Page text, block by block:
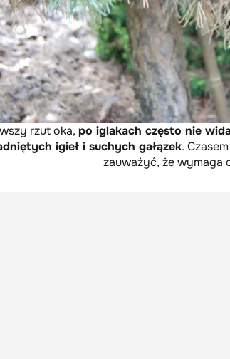
rzut oka, po iglakach często nie
igieł i suchych gałązek.
zauważyć, że wymaga